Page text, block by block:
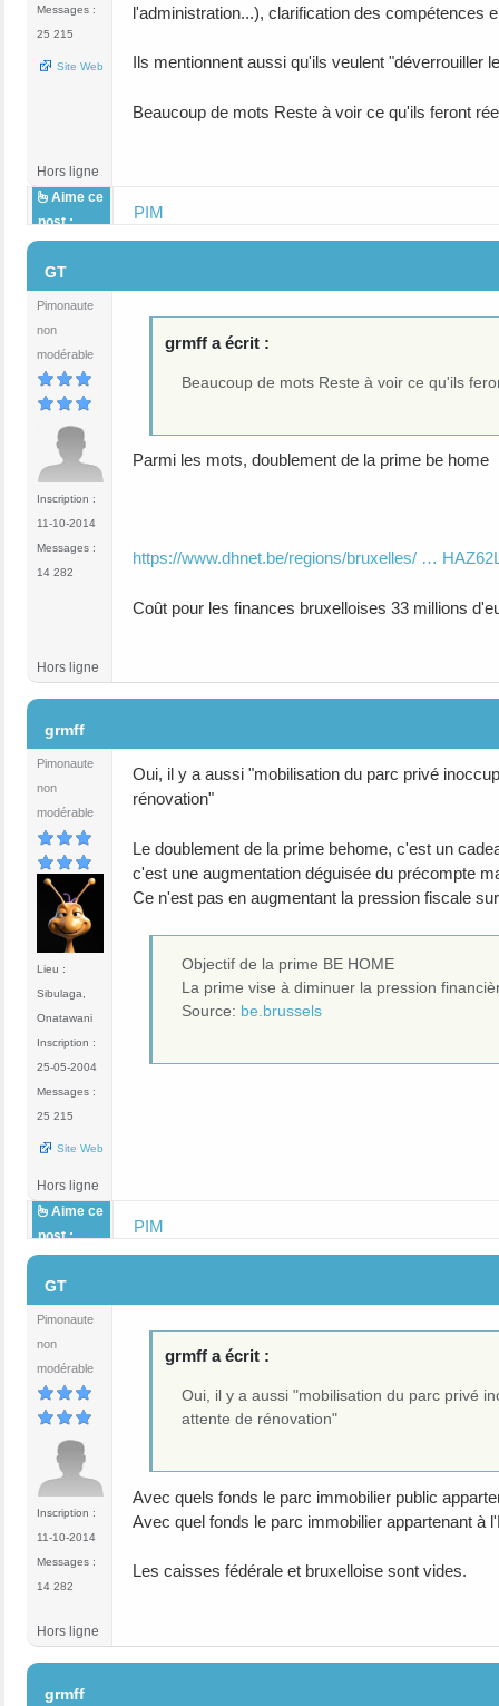
Messages :
25 215
Site Web
l'administration...), clarification des compétences
Ils mentionnent aussi qu'ils veulent "déverrouiller
Beaucoup de mots Reste à voir ce qu'ils feront
Hors ligne
Aime ce
post :
PIM
GT
Pimonaute
non
modérable
Inscription :
11-10-2014
Messages :
14 282
grmff a écrit :
Beaucoup de mots Reste à voir ce qu'ils
Parmi les mots, doublement de la prime be home
https://www.dhnet.be/regions/bruxelles/ …
Coût pour les finances bruxelloises 33 millions
Hors ligne
grmff
Pimonaute
non
modérable
Lieu :
Sibulaga,
Onatawani
Inscription :
25-05-2004
Messages :
25 215
Site Web
Oui, il y a aussi "mobilisation du parc privé
rénovation"
Le doublement de la prime behome, c'est un
c'est une augmentation déguisée du précompte
Ce n'est pas en augmentant la pression fiscale
Objectif de la prime BE HOME
La prime vise à diminuer la pression
Source: be.brussels
Hors ligne
Aime ce
post :
PIM
GT
Pimonaute
non
modérable
Inscription :
11-10-2014
Messages :
14 282
grmff a écrit :
Oui, il y a aussi "mobilisation du parc privé
attente de rénovation"
Avec quels fonds le parc immobilier public
Avec quel fonds le parc immobilier appartenant à
Les caisses fédérale et bruxelloise sont vides.
Hors ligne
grmff